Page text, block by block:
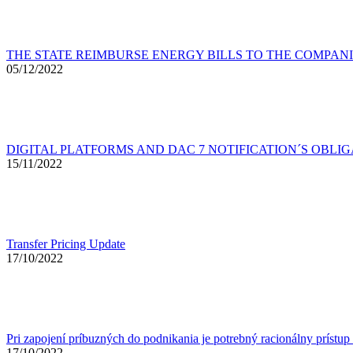
THE STATE REIMBURSE ENERGY BILLS TO THE
05/12/2022
DIGITAL PLATFORMS AND DAC 7 NOTIFICATION´S
15/11/2022
Transfer Pricing Update
17/10/2022
Pri zapojení príbuzných do podnikania je potrebný racionálny